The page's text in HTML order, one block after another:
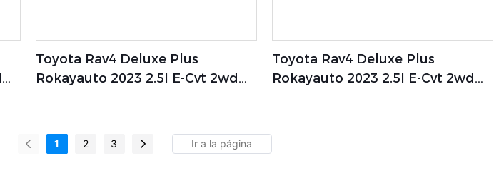
Toyota Rav4 Deluxe Plus
Rokayauto 2023 2.5l E-Cvt 2wd
Toyota Rav4 Deluxe Plus
Rokayauto 2023 2.5l E-Cvt 2wd
1 2 3